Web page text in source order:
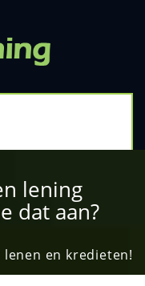
lening
dat aan?
lenen en kredieten!